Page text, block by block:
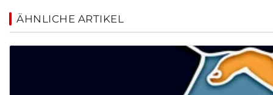
ÄHNLICHE ARTIKEL